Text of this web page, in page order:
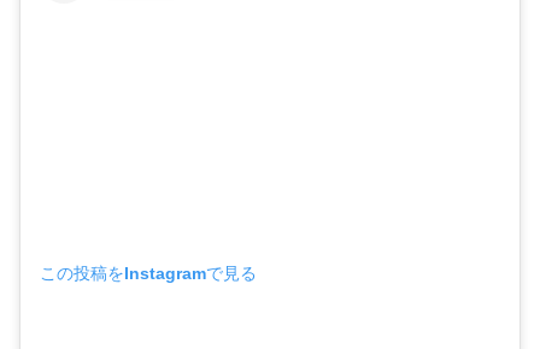
この投稿をInstagramで見る